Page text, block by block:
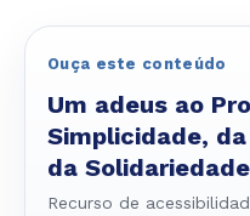
Ouça este conteúdo
Um adeus ao
Simplicidade,
da
Recurso de